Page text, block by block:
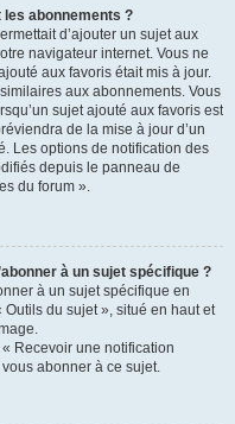
abonnements ?
d’ajouter un sujet aux
navigateur internet. Vous ne
aux favoris était mis à jour.
aux abonnements. Vous
sujet ajouté aux favoris est
de la mise à jour d’un
Les options de notification des
depuis le panneau de
du forum ».
à un sujet spécifique ?
à un sujet spécifique en
du sujet », situé en haut et
Recevoir une notification
abonner à ce sujet.